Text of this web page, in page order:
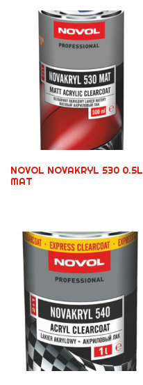
NOVOL NOVAKRYL 530 0.5L
MAT